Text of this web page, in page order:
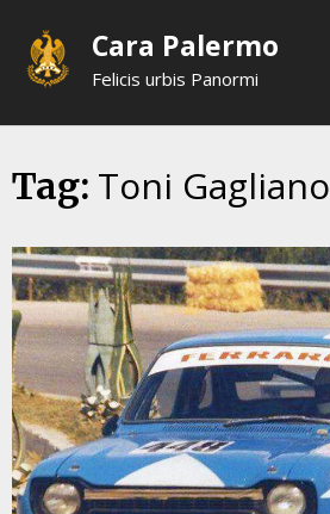
content
Cara Palermo
Felicis urbis Panormi
Tag: Toni Gagliano